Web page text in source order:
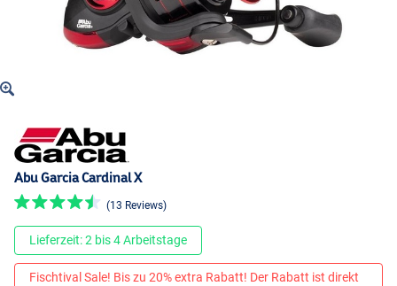
Abu Garcia Cardinal X
(13 Reviews)
Lieferzeit: 2 bis 4 Arbeitstage
Fischtival Sale! Bis zu 20% extra Rabatt! Der Rabatt ist direkt